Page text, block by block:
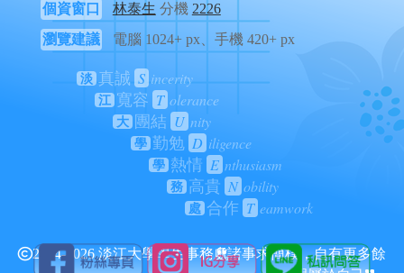
個資窗口 林泰生 分機 2226
瀏覽建議
電腦 1024+ px、手機 420+ px
淡 真誠 S incerity
江 寬容 T olerance
大 團結 U nity
學 勤勉 D iligence
學 熱情 E nthusiasm
務 高貴 N obility
處 合作 T eamwork
2024-2026 淡江大學學生事務處諸事求簡樸，自有更多餘